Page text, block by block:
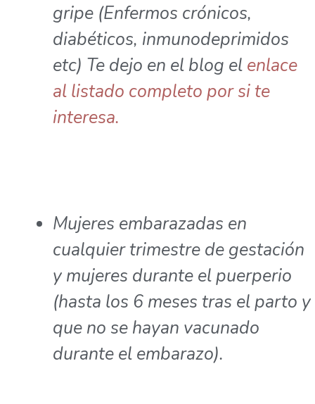
gripe (Enfermos crónicos,
diabéticos, inmunodeprimidos
etc) Te dejo en el blog el enlace
al listado completo por si te
interesa.
Mujeres embarazadas en
cualquier trimestre de gestación
y mujeres durante el puerperio
(hasta los 6 meses tras el parto y
que no se hayan vacunado
durante el embarazo).